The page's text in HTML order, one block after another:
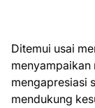
Ditemui usai
menyampaikan
mengapresiasi
mendukung